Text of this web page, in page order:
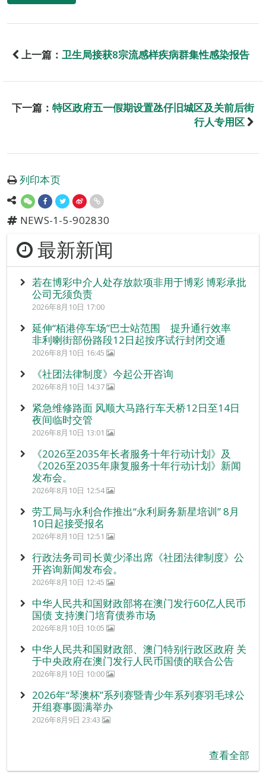
上一篇： 卫生局接获8宗流感样疾病群集性感染报告
下一篇： 特区政府五一假期设置氹仔旧城区及关前后街
行人专用区
列印本页
NEWS-1-5-902830
最新新闻
若在博彩中介人处存放款项非用于博彩 博彩承批
公司无须负责
2026年8月10日 17:00
延伸“栢港停车场”巴士站范围 提升通行效率
非利喇街部份路段12日起按序试行封闭交通
2026年8月10日 16:45
《社团法律制度》今起公开咨询
2026年8月10日 14:37
紧急维修路面 风顺大马路行车天桥12日至14日
夜间临时交管
2026年8月10日 13:01
《2026至2035年长者服务十年行动计划》及
《2026至2035年康复服务十年行动计划》新闻
发布会。
2026年8月10日 12:54
劳工局与永利合作推出“永利厨务新星培训” 8月
10日起接受报名
2026年8月10日 12:51
行政法务司司长黄少泽出席《社团法律制度》公
开咨询新闻发布会。
2026年8月10日 12:45
中华人民共和国财政部将在澳门发行60亿人民币
国债 支持澳门培育债券市场
2026年8月10日 10:05
中华人民共和国财政部、澳门特别行政区政府 关
于中央政府在澳门发行人民币国债的联合公告
2026年8月10日 10:00
2026年“琴澳杯”系列赛暨青少年系列赛羽毛球公
开组赛事圆满举办
2026年8月9日 23:43
查看全部